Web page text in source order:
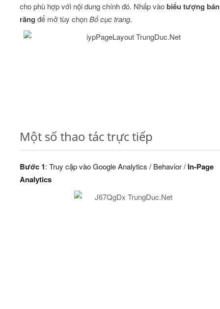
cho phù hợp với nội dung chính đó. Nhấp vào biểu tượng
răng để mở tùy chọnBố cục trang.
Một số thao tác trực tiếp
Bước 1: Truy cập vào Google Analytics / Behavior / In-Page
Analytics